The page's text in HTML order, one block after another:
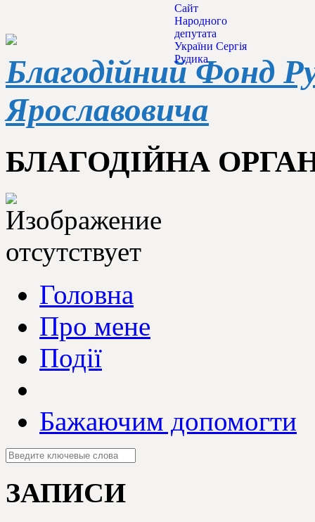
Благодійний Фонд
Ярославовича
БЛАГОДІЙНА
Головна
Про мене
Події
Сайт
Народного
депутата
України Сергія
Рудика
Бажаючим допомогти
ЗАПИСИ